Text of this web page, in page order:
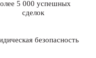
5 000 успешных
сделок
безопасность